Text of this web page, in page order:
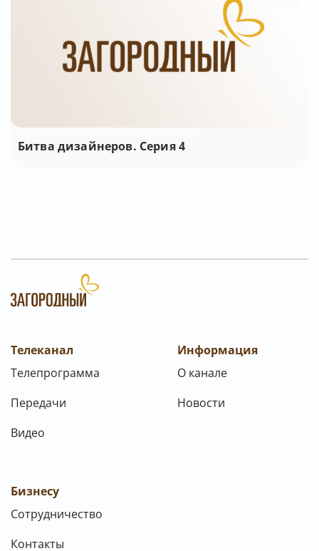
Битва дизайнеров. Серия 4
Телеканал
Телепрограмма
Передачи
Видео
Информация
О канале
Новости
Бизнесу
Сотрудничество
Контакты